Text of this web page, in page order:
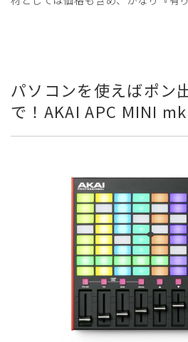
パソコンを使えばポン
で！AKAI APC MINI